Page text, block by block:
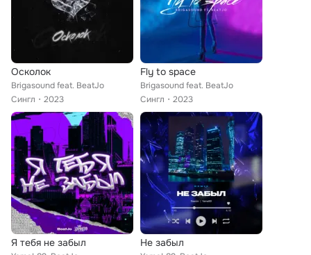
Осколок
Brigasound feat. BeatJo
Сингл
2023
Fly to space
Brigasound feat. BeatJo
Сингл
2023
Я тебя не забыл Не забыл